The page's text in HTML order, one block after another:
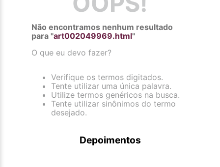
Não encontramos nenhum resultado
para "art002049969.html"
O que eu devo fazer?
Verifique os termos digitados.
Tente utilizar uma única palavra.
Utilize termos genéricos na busca.
Tente utilizar sinônimos do termo
desejado.
Depoimentos